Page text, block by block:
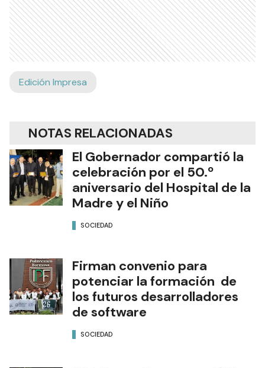
Edición Impresa
NOTAS RELACIONADAS
El Gobernador compartió la
celebración por el 50.º
aniversario del Hospital de la
Madre y el Niño
SOCIEDAD
Firman convenio para
potenciar la formación de
los futuros desarrolladores
de software
SOCIEDAD